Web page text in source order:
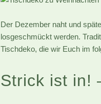
Der Dezember naht und
losgeschmückt werden.
Tischdeko, die wir Euch im
Strick ist in!